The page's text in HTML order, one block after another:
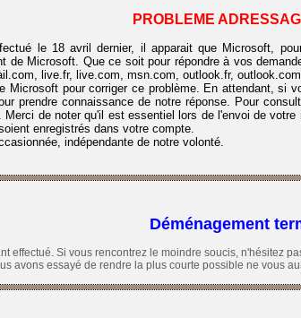
PROBLEME
le 18 avril dernier, il apparait que Microsoft,
de Microsoft. Que ce soit pour répondre à vos
live.fr, live.com, msn.com, outlook.fr,
Microsoft pour corriger ce problème. En attendant,
prendre connaissance de notre réponse. Pour
de noter qu'il est essentiel lors de l'envoi de
enregistrés dans votre compte.
indépendante de notre volonté.
Déménagement
effectué. Si vous rencontrez le moindre soucis, n'hésitez
avons essayé de rendre la plus courte possible ne vous